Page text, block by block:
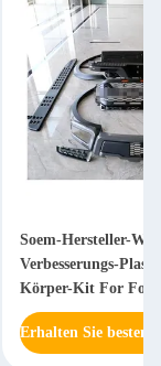
Soem-Hersteller-
Verbesserungs-
Körper-Kit For
Erhalten Sie besten